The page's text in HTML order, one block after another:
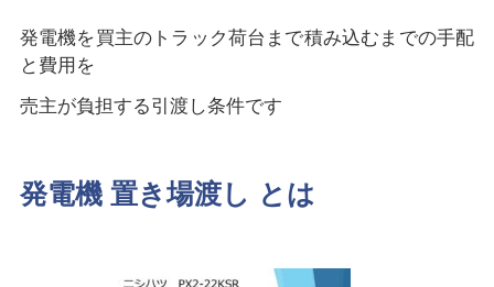
発電機を買主のトラック荷台まで積み込むまでの手配
と費用を
売主が負担する引渡し条件です
発電機 置き場渡し とは